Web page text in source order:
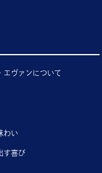
エヴァンについて
わい
す喜び